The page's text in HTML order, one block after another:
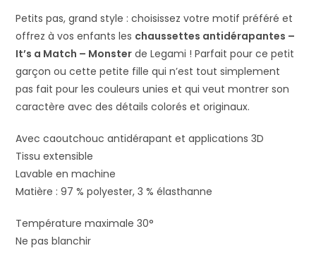
Petits pas, grand style : choisissez votre motif préféré et
offrez à vos enfants les chaussettes antidérapantes –
It’s a Match – Monster de Legami ! Parfait pour ce petit
garçon ou cette petite fille qui n’est tout simplement
pas fait pour les couleurs unies et qui veut montrer son
caractère avec des détails colorés et originaux.
Avec caoutchouc antidérapant et applications 3D
Tissu extensible
Lavable en machine
Matière : 97 % polyester, 3 % élasthanne
Température maximale 30°
Ne pas blanchir